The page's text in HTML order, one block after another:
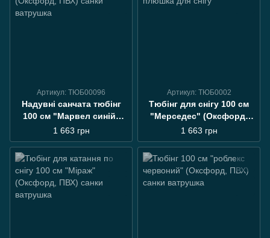
Артикул: ТЮБ00096
Надувні санчата тюбінг
100 см "Марвел синій"
(Оксфорд, ПВХ) санки
ватрушка
1 663 грн
Артикул: ТЮБ0002
Тюбінг для снігу 100 см
"Мерседес" (Оксфорд,
ПВХ) плюшка для снігу
1 663 грн